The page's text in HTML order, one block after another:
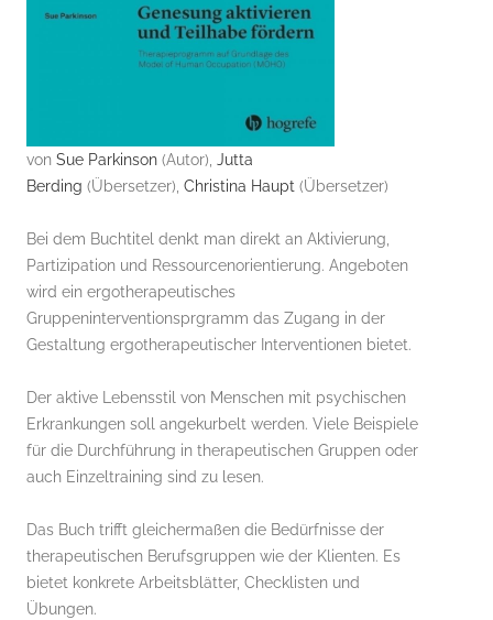
von Sue Parkinson (Autor), Jutta
Berding (Übersetzer), Christina Haupt (Übersetzer)
Bei dem Buchtitel denkt man direkt an Aktivierung,
Partizipation und Ressourcenorientierung. Angeboten
wird ein ergotherapeutisches
Gruppeninterventionsprgramm das Zugang in der
Gestaltung ergotherapeutischer Interventionen bietet.
Der aktive Lebensstil von Menschen mit psychischen
Erkrankungen soll angekurbelt werden. Viele Beispiele
für die Durchführung in therapeutischen Gruppen oder
auch Einzeltraining sind zu lesen.
Das Buch trifft gleichermaßen die Bedürfnisse der
therapeutischen Berufsgruppen wie der Klienten. Es
bietet konkrete Arbeitsblätter, Checklisten und
Übungen.